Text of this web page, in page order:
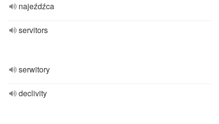
najeźdźca
servitors
serwitory
declivity